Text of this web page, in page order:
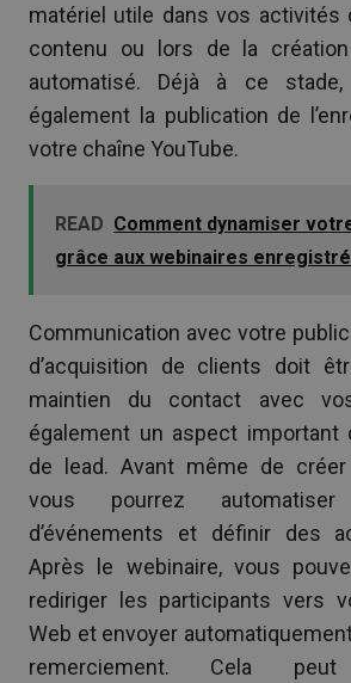
matériel utile dans vos activités
contenu ou lors de la création
automatisé. Déjà à ce
également la publication de
votre chaîne YouTube.
READ Comment dynamiser
grâce aux webinaires
Communication avec votre
d’acquisition de clients doit
maintien du contact avec
également un aspect important
de lead. Avant même de
vous pourrez
d’événements et définir des
Après le webinaire, vous
rediriger les participants vers
Web et envoyer
remerciement. Cela